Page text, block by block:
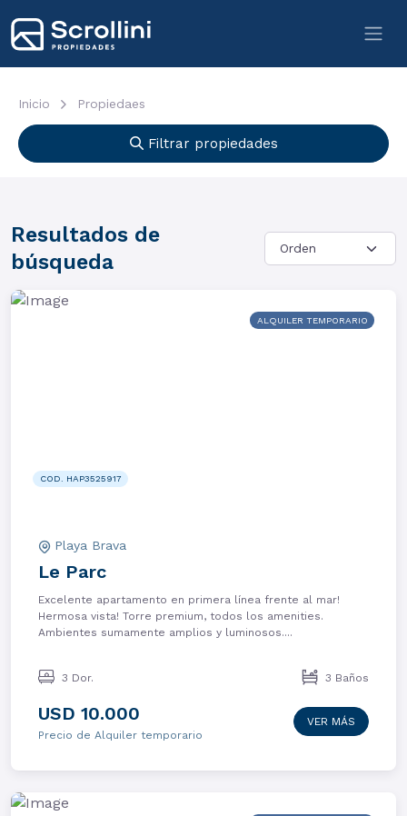
Inicio Propiedaes
Filtrar propiedades
Resultados de
búsqueda
ALQUILER TEMPORARIO
COD. HAP3525917
Playa Brava
Le Parc
Excelente apartamento en primera línea frente al mar!
Hermosa vista! Torre premium, todos los amenities.
Ambientes sumamente amplios y luminosos....
3 Dor. 3 Baños
USD 10.000
Precio de Alquiler temporario
VER MÁS